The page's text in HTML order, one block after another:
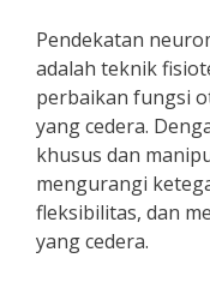
Pendekatan
adalah teknik
perbaikan fungsi
yang cedera.
khusus dan
mengurangi
fleksibilitas, dan
yang cedera.